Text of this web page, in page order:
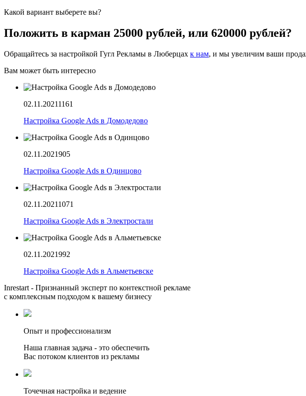
Какой вариант выберете вы?
Положить в карман 25000 рублей, или 620000 рублей?
Обращайтесь за настройкой Гугл Рекламы в Люберцах к нам, и мы увеличим ваши
Вам может быть интересно
02.11.20211161
Настройка Google Ads в Домодедово
02.11.2021905
Настройка Google Ads в Одинцово
02.11.20211071
Настройка Google Ads в Электростали
02.11.2021992
Настройка Google Ads в Альметьевске
Inrestart - Признанный эксперт по контекстной рекламе
с комплексным подходом к вашему бизнесу
Опыт и профессионализм
Наша главная задача - это обеспечить
Вас потоком клиентов из рекламы
Точечная настройка и ведение